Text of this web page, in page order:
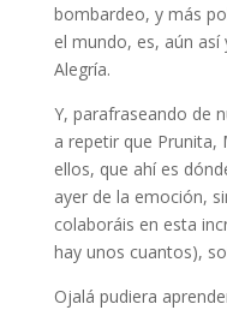
bombardeo, y más
el mundo, es, aún así
Alegría.
Y, parafraseando de
a repetir que
ellos, que ahí es
ayer de la emoción,
colaboráis en esta
hay unos cuantos),
Ojalá pudiera